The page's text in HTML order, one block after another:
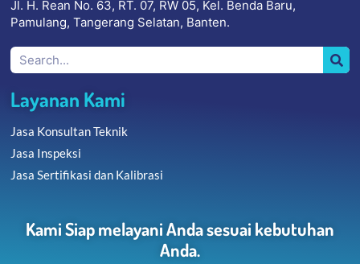
Jl. H. Rean No. 63, RT. 07, RW 05, Kel. Benda Baru,
Pamulang, Tangerang Selatan, Banten.
Layanan Kami
Jasa Konsultan Teknik
Jasa Inspeksi
Jasa Sertifikasi dan Kalibrasi
Kami Siap melayani Anda sesuai kebutuhan
Anda.